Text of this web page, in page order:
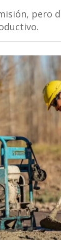
pero